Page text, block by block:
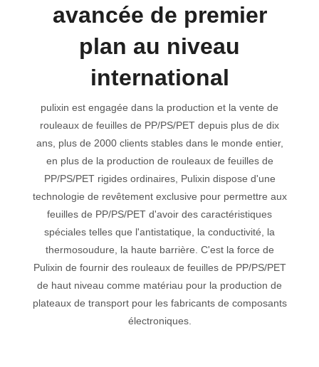
avancée de premier
plan au niveau
international
pulixin est engagée dans la production et la vente de
rouleaux de feuilles de PP/PS/PET depuis plus de dix
ans, plus de 2000 clients stables dans le monde entier,
en plus de la production de rouleaux de feuilles de
PP/PS/PET rigides ordinaires, Pulixin dispose d'une
technologie de revêtement exclusive pour permettre aux
feuilles de PP/PS/PET d'avoir des caractéristiques
spéciales telles que l'antistatique, la conductivité, la
thermosoudure, la haute barrière. C'est la force de
Pulixin de fournir des rouleaux de feuilles de PP/PS/PET
de haut niveau comme matériau pour la production de
plateaux de transport pour les fabricants de composants
électroniques.